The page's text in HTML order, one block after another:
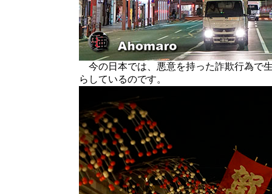
今の日本では、悪意を持った詐欺行為で
らしているのです。